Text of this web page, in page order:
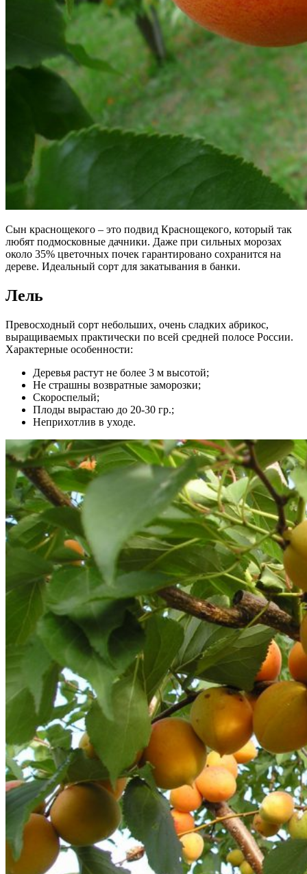
Сын краснощекого – это подвид Краснощекого, который так
любят подмосковные дачники. Даже при сильных морозах
около 35% цветочных почек гарантировано сохранится на
дереве. Идеальный сорт для закатывания в банки.
Лель
Превосходный сорт небольших, очень сладких абрикос,
выращиваемых практически по всей средней полосе России.
Характерные особенности:
Деревья растут не более 3 м высотой;
Не страшны возвратные заморозки;
Скороспелый;
Плоды вырастаю до 20-30 гр.;
Неприхотлив в уходе.